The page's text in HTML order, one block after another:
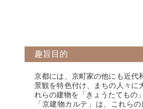
趣旨目的
京都には、京町家の他にも近代
景観を特色付け、まちの人々に
れらの建物を「きょうたてもの
「京建物カルテ」は、これら